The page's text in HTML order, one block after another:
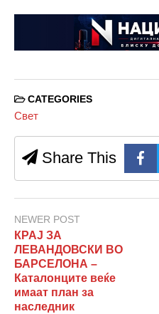
CATEGORIES
Свет
Share This
NEWER POST
КРАЈ ЗА
ЛЕВАНДОВСКИ ВО
БАРСЕЛОНА –
Каталонците веќе
имаат план за
наследник